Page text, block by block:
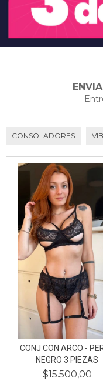
CONSOLADORES
CONJ CON ARCO -
NEGRO 3 PIEZAS
$15.500,00